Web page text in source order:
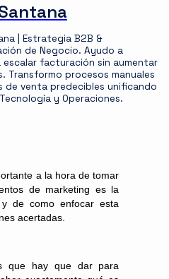
| Estrategia B2B &
de Negocio. Ayudo a
escalar facturación sin aumentar
Transformo procesos manuales
de venta predecibles unificando
y Operaciones.
a la hora de tomar
de marketing es la
y de como enfocar esta
acertadas.
que hay que dar para